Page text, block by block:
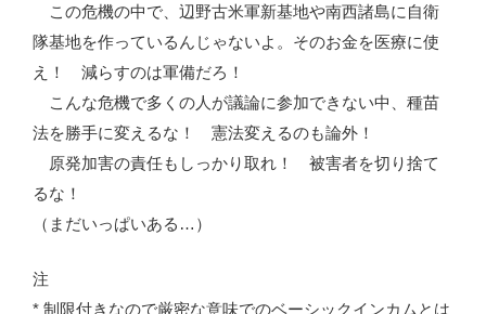
この危機の中で、辺野古米軍新基地や南西諸島に自衛
隊基地を作っているんじゃないよ。そのお金を医療に使
え！ 減らすのは軍備だろ！
こんな危機で多くの人が議論に参加できない中、種苗
法を勝手に変えるな！ 憲法変えるのも論外！
原発加害の責任もしっかり取れ！ 被害者を切り捨て
るな！
（まだいっぱいある…）
注
* 制限付きなので厳密な意味でのベーシックインカムとは